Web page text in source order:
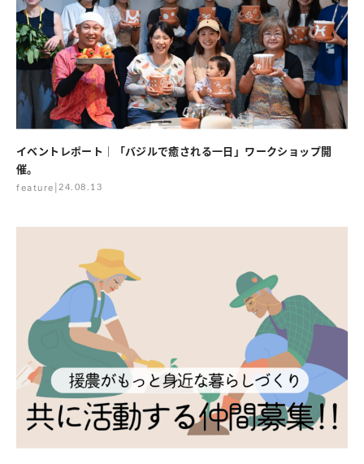
イベントレポート｜「バジルで癒される一日」ワークショップ開
催。
feature 24.08.13